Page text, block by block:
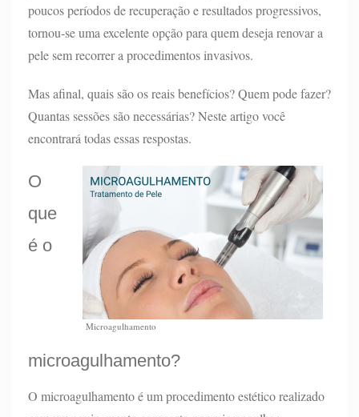
poucos períodos de recuperação e resultados progressivos,
tornou-se uma excelente opção para quem deseja renovar a
pele sem recorrer a procedimentos invasivos.
Mas afinal, quais são os reais benefícios? Quem pode fazer?
Quantas sessões são necessárias? Neste artigo você
encontrará todas essas respostas.
Microagulhamento
O
que
é o
microagulhamento?
O microagulhamento é um procedimento estético realizado